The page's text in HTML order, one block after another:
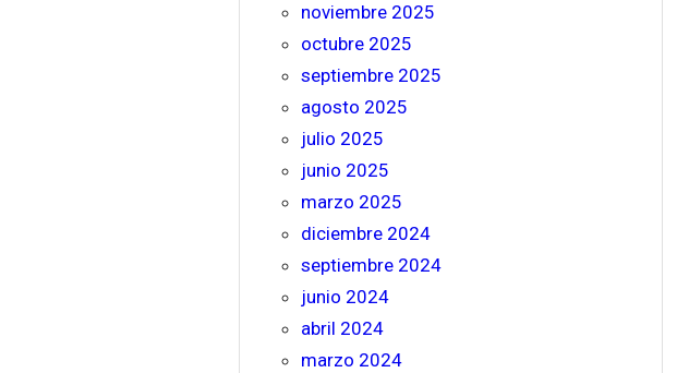
noviembre 2025
octubre 2025
septiembre 2025
agosto 2025
julio 2025
junio 2025
marzo 2025
diciembre 2024
septiembre 2024
junio 2024
abril 2024
marzo 2024